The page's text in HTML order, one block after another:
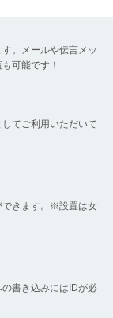
。メールや伝言メッ
可能です！
てご利用いただいて
できます。※設置は女
書き込みにはIDが必